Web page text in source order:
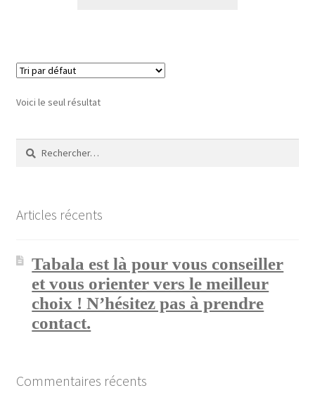
Voici le seul résultat
Rechercher :
Articles récents
Tabala est là pour vous conseiller
et vous orienter vers le meilleur
choix ! N’hésitez pas à prendre
contact.
Commentaires récents